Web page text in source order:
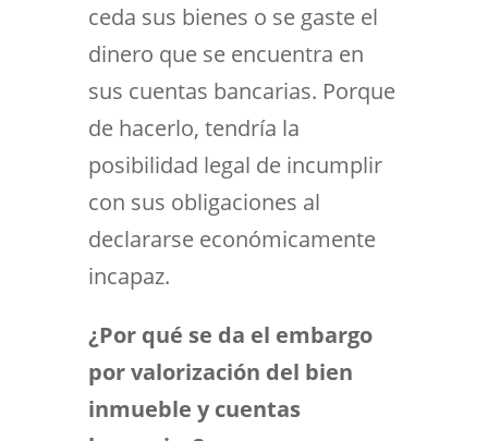
ceda sus bienes o se gaste el
dinero que se encuentra en
sus cuentas bancarias. Porque
de hacerlo, tendría la
posibilidad legal de incumplir
con sus obligaciones al
declararse económicamente
incapaz.
¿Por qué se da el embargo
por valorización del bien
inmueble y cuentas